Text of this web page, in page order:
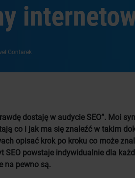
Gontarek
dostaję w audycie SEO”. Moi
co i jak ma się znaleźć w takim
opisać krok po kroku co może
SEO powstaje indywidualnie dla
na pewno są.